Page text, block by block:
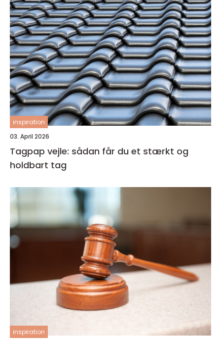
inspiration
03. April 2026
Tagpap vejle: sådan får du et stærkt og
holdbart tag
inspiration